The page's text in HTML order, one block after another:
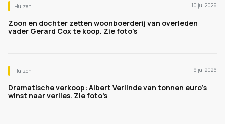
Huizen 10 jul 2026
Zoon en dochter zetten woonboerderij van overleden
vader Gerard Cox te koop. Zie foto's
Huizen 9 jul 2026
Dramatische verkoop: Albert Verlinde van tonnen euro's
winst naar verlies. Zie foto's